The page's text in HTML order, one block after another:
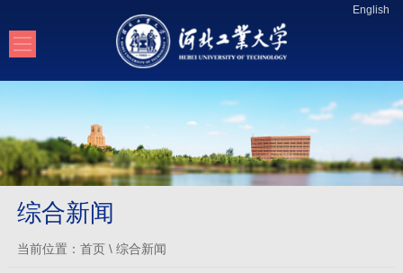
English
综合新闻
当前位置： 首页\ 综合新闻